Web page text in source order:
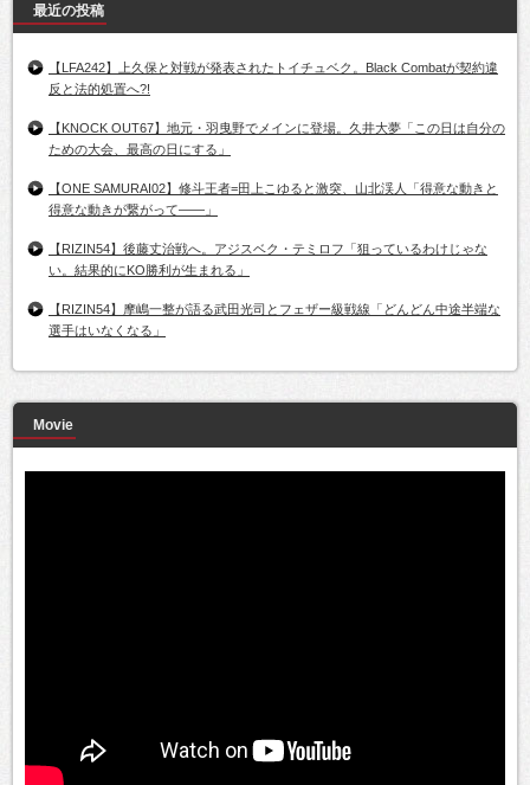
最近の投稿
【LFA242】上久保と対戦が発表されたトイチュベク。Black Combatが契約違
反と法的処置へ?!
【KNOCK OUT67】地元・羽曳野でメインに登場。久井大夢「この日は自分の
ための大会、最高の日にする」
【ONE SAMURAI02】修斗王者=田上こゆると激突、山北渓人「得意な動きと
得意な動きが繋がって――」
【RIZIN54】後藤丈治戦へ。アジスベク・テミロフ「狙っているわけじゃな
い。結果的にKO勝利が生まれる」
【RIZIN54】摩嶋一整が語る武田光司とフェザー級戦線「どんどん中途半端な
選手はいなくなる」
Movie